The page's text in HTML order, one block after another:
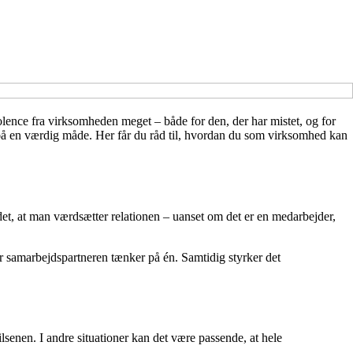
fra virksomheden meget – både for den, der har mistet, og for
en værdig måde. Her får du råd til, hvordan du som virksomhed kan
at man værdsætter relationen – uanset om det er en medarbejder,
tænker på én. Samtidig styrker det
I andre situationer kan det være passende, at hele